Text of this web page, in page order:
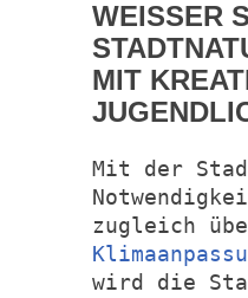
WEISSER
MIT
Mit der
zugleich
wird die